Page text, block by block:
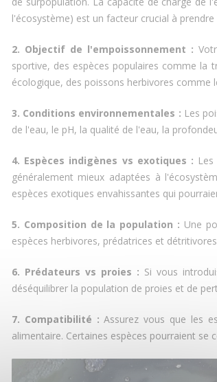
l'écosystème) est un facteur crucial à
2. Objectif de l'empoissonnement :
sportive, des espèces populaires comme la
écologique, des poissons herbivores
3. Conditions environnementales : Les
de l'eau, le pH, la qualité de l'eau, la
4. Espèces indigènes vs exotiques :
généralement mieux adaptées à
espèces exotiques envahissantes qui
5. Composition de la population : Une
espèces herbivores, prédatrices et
6. Prédateurs vs proies : Si vous
déséquilibrer la population de proies et de
7. Compatibilité : Assurez vous que les
alimentaire. Certaines espèces pourraient se